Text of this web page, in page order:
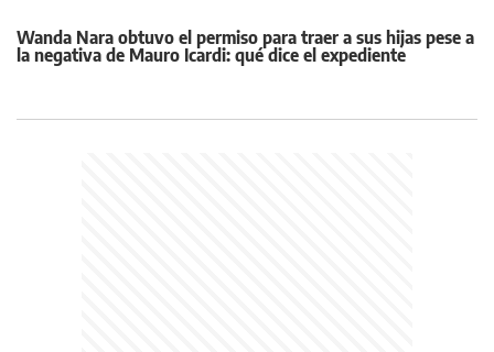
Wanda Nara obtuvo el permiso para traer a sus hijas pese a
la negativa de Mauro Icardi: qué dice el expediente